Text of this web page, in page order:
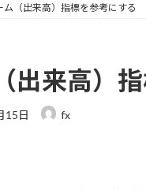
ム（出来高）指標を参考にする
出来高）
15日 fx